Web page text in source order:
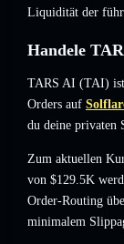
Liquidität der
Handele
TARS AI (TAI)
Orders auf
du deine privaten
Zum aktuellen
von $129.5K
Order-Routing
minimalem